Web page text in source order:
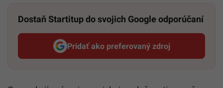
Dostaň Startitup do svojich Google odporúčaní
Pridať ako preferovaný zdroj
Startitup, odkaz sa otvorí v